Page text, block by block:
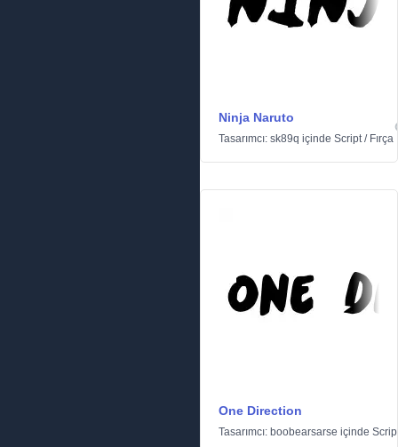
Ninja Naruto
Tasarımcı: sk89q içinde Script/ Fırça
One Direction
Tasarımcı: boobearsarse içinde